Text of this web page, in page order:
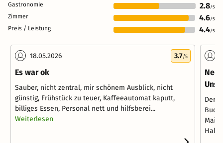
Gastronomie 2.8/5
Zimmer 4.6/5
Preis / Leistung 4.4/5
18.05.2026 3.7/5
Es war ok
Sauber, nicht zentral, mir schönem Ausblick, nicht
günstig, Frühstück zu teuer, Kaffeeautomat kaputt,
billiges Essen, Personal nett und hilfsberei...
Weiterlesen
Uns
Der